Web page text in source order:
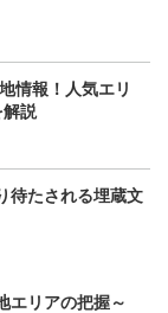
情報！人気エリ
解説
待たされる埋蔵文
エリアの把握～